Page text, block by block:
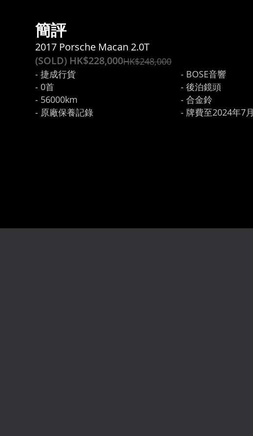
簡評
2017 Porsche Macan 2.0T
(SOLD) HK$228,000HK$248,000
- 捷成行貨
- 0首
- 56000km
- 原廠保養記錄
- BOSE音響
- 後泊鏡頭
- 合金鈴
- 牌費至2024年7月